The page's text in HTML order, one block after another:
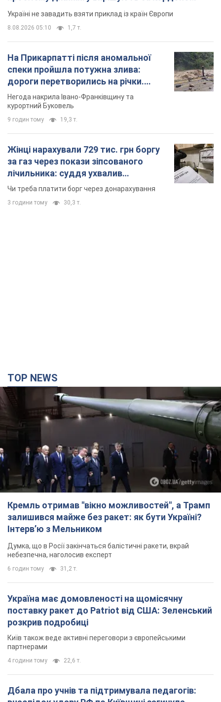
Жінці нарахували 729 тис. грн боргу
за газ через покази зіпсованого
лічильника: суддя ухвалив
неочікуване рішення
Чи треба платити борг через донарахування
3 години тому 30,3 т.
Кремль отримав "вікно можливостей", а Трамп
залишився майже без ракет: як бути Україні?
Інтерв’ю з Мельником
Думка, що в Росії закінчаться балістичні ракети, вкрай
небезпечна, наголосив експерт
Україна має домовленості на щомісячну
поставку ракет до Patriot від США: Зеленський
розкрив подробиці
Київ також веде активні переговори з європейськими
партнерами
4 години тому 22,6 т.
Дбала про учнів та підтримувала педагогів:
внаслідок удару РФ по Київщині загинула
директорка київського ліцею, її чоловік та онук
Вічна пам'ять жертвам російського терору
5 годин тому 16,0 т.